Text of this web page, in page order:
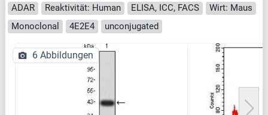
ADAR Reaktivität: Human ELISA, ICC, FACS
Wirt: Maus
Monoclonal
4E2E4 unconjugated
6 Abbildungen